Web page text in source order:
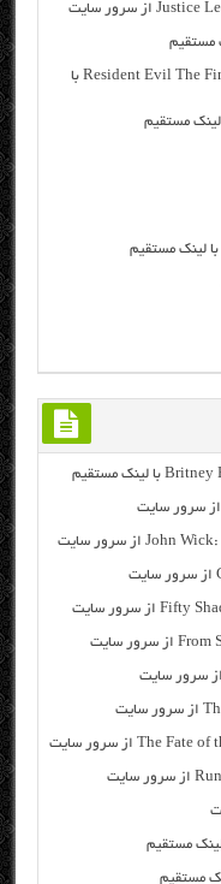
دانلود رایگان فیلم خارجی Resident Evil The Final Chapter 2017 با